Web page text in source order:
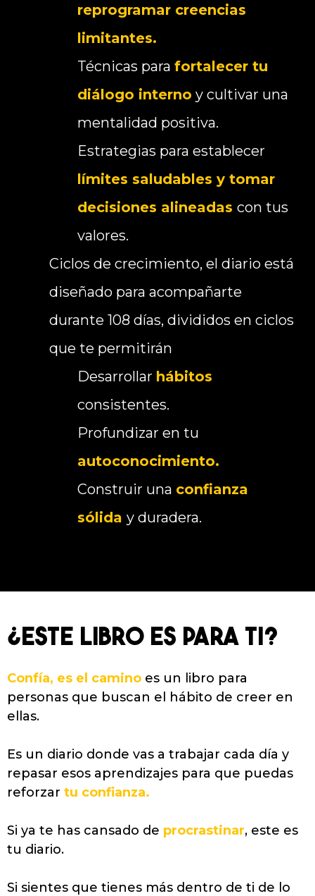
reprogramar creencias
limitantes.
Técnicas para fortalecer tu
diálogo interno y cultivar una
mentalidad positiva.
Estrategias para establecer
límites saludables y tomar
decisiones alineadas con tus
valores.
Ciclos de crecimiento, el diario está
diseñado para acompañarte
durante 108 días, divididos en ciclos
que te permitirán
Desarrollar hábitos
consistentes.
Profundizar en tu
autoconocimiento.
Construir una confianza
sólida y duradera.
¿ESTE LIBRO ES PARA TI?
Confía, es el camino es un libro para
personas que buscan el hábito de creer en
ellas.
Es un diario donde vas a trabajar cada día y
repasar esos aprendizajes para que puedas
reforzar tu confianza.
Si ya te has cansado de procrastinar, este es
tu diario.
Si sientes que tienes más dentro de ti de lo